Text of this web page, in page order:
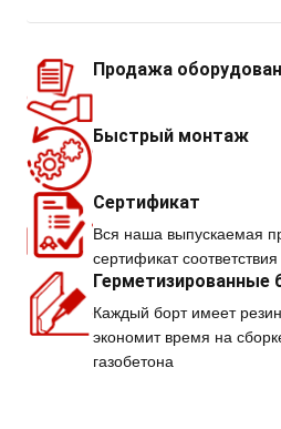
Продажа
Быстрый монтаж
Сертификат
Вся наша выпускаемая
сертификат
Герметизированные
Каждый борт имеет
экономит время на
газобетона